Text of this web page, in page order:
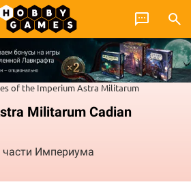
of the ImperiumAstra Militarum
Militarum Cadian
Империума